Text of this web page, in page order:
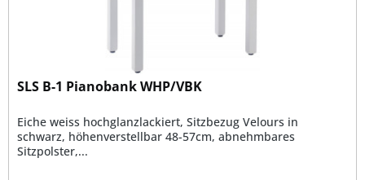
SLS B-1 Pianobank WHP/VBK
Eiche weiss hochglanzlackiert, Sitzbezug Velours in
schwarz, höhenverstellbar 48-57cm, abnehmbares
Sitzpolster,...